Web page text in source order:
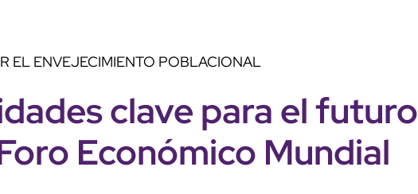
EL ENVEJECIMIENTO POBLACIONAL
clave para el futuro
Económico Mundial